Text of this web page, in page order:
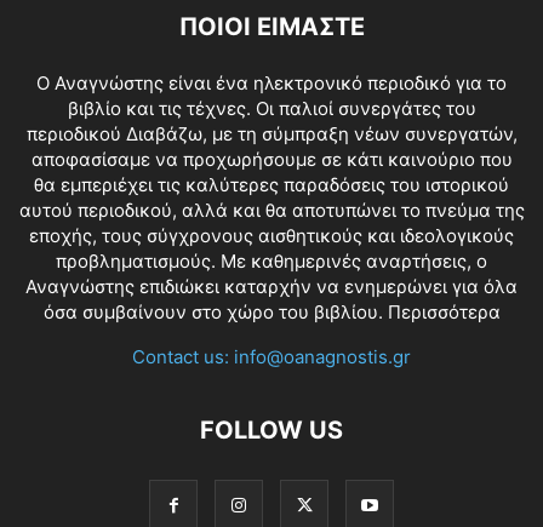
ΠΟΙΟΙ ΕΙΜΑΣΤΕ
O Αναγνώστης είναι ένα ηλεκτρονικό περιοδικό για το
βιβλίο και τις τέχνες. Οι παλιοί συνεργάτες του
περιοδικού Διαβάζω, με τη σύμπραξη νέων συνεργατών,
αποφασίσαμε να προχωρήσουμε σε κάτι καινούριο που
θα εμπεριέχει τις καλύτερες παραδόσεις του ιστορικού
αυτού περιοδικού, αλλά και θα αποτυπώνει το πνεύμα της
εποχής, τους σύγχρονους αισθητικούς και ιδεολογικούς
προβληματισμούς. Με καθημερινές αναρτήσεις, ο
Αναγνώστης επιδιώκει καταρχήν να ενημερώνει για όλα
όσα συμβαίνουν στο χώρο του βιβλίου. Περισσότερα
Contact us: info@oanagnostis.gr
FOLLOW US